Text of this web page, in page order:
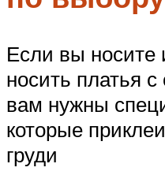
Если вы носите
носить платья
вам нужны
которые
груди